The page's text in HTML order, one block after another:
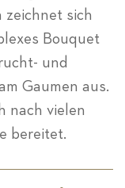
zeichnet sich
Bouquet
und
Gaumen aus.
nach vielen
bereitet.